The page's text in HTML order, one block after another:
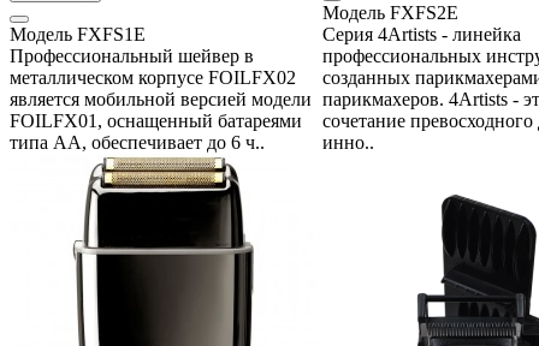
Модель FXFS1E
Профессиональный шейвер в
металлическом корпусе FOILFX02
является мобильной версией модели
FOILFX01, оснащенный батареями
типа АА, обеспечивает до 6 ч..
Модель FXFS2E
Серия 4Artists - линейка
профессиональных
созданных
парикмахеров. 4Artists -
сочетание превосходного
инно..